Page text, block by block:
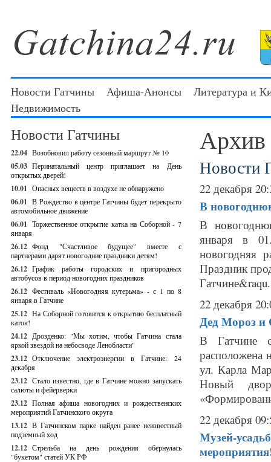
Новости Гатчины Афиша-Анонсы
Литература и
Недвижимость
Новости Гатчины
22.04 Возобновил работу сезонный маршрут № 10
05.03 Перинатальный центр приглашает на День
открытых дверей!
10.01 Опасных веществ в воздухе не обнаружено
06.01 В Рождество в центре Гатчины будет перекрыто
автомобильное движение
06.01 Торжественное открытие катка на Соборной - 7
января
26.12 Фонд "Счастливое будущее" вместе с
партнерами дарят новогодние праздники детям!
26.12 График работы городских и пригородных
автобусов в период новогодних праздников
26.12 Фестиваль «Новогодняя кутерьма» - с 1 по 8
января в Гатчине
25.12 На Соборной готовится к открытию бесплатный
каток!
24.12 Дрозденко: "Мы хотим, чтобы Гатчина стала
яркой звездой на небосводе Ленобласти"
23.12 Отключение электроэнергии в Гатчине: 24
декабря
23.12 Стало известно, где в Гатчине можно запускать
салюты и фейерверки
23.12 Полная афиша новогодних и рождественских
мероприятий Гатчинского округа
13.12 В Гатчинском парке найден ранее неизвестный
подземный ход
12.12 Стрельба на день рождения обернулась
"букетом" статей УК РФ
Архив
Новости
22 декабря
В
В
января в
новогодняя
Праздник
22 декабря
Дед Мороз и
В Гатчине
расположена
ул. Карла
Новый
22 декабря
Музей-